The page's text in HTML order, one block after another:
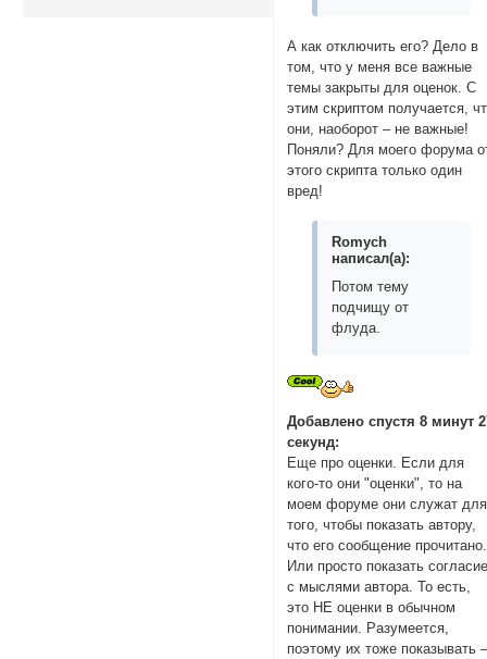
А как отключить его? Дело в
том, что у меня все важные
темы закрыты для оценок. С
этим скриптом получается,
они, наоборот – не важные!
Поняли? Для моего форума
этого скрипта только один
вред!
Romych
написал(а):
Потом тему
подчищу от
флуда.
Добавлено спустя 8 минут
секунд:
Еще про оценки. Если для
кого-то они "оценки", то на
моем форуме они служат для
того, чтобы показать автору,
что его сообщение прочитано.
Или просто показать
с мыслями автора. То есть,
это НЕ оценки в обычном
понимании. Разумеется,
поэтому их тоже показывать